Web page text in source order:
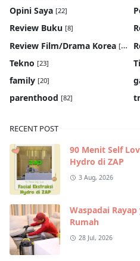
Opini Saya [22]
Review Buku [8]
Review Film/Drama Korea [22]
Tekno [23]
family [20]
parenthood [82]
RECENT POST
90 Menit Self
Hydro di ZAP
3 Aug, 2026
Waspadai
Rumah
28 Jul, 2026